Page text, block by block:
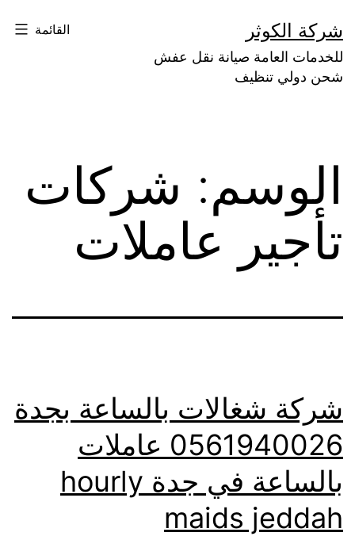
إلى
المحتوى
شركة الكوثر
للخدمات العامة صيانة نقل عفش
شحن دولي تنظيف
القائمة
الوسم: شركات
تأجير عاملات
شركة شغالات بالساعة بجدة
0561940026 عاملات
بالساعة في جدة hourly
maids jeddah